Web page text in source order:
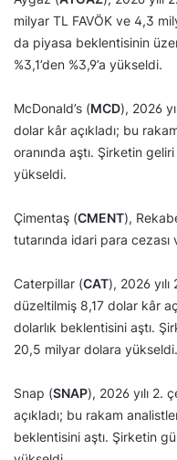
milyar TL FAVÖK ve 4,3
da piyasa beklentisinin
%3,1’den %3,9’a yükseldi.
McDonald’s (MCD), 2026
dolar kâr açıkladı; bu
oranında aştı. Şirketin
yükseldi.
Çimentaş (CMENT),
tutarında idari para
Caterpillar (CAT), 2026
düzeltilmiş 8,17 dolar kâr
dolarlık beklentisini aştı.
20,5 milyar dolara yükseldi.
Snap (SNAP), 2026 yılı 2.
açıkladı; bu rakam
beklentisini aştı. Şirketin